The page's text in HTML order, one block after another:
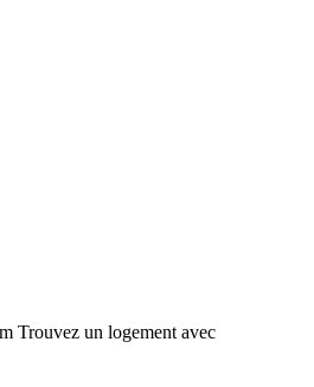
Trouvez un logement avec